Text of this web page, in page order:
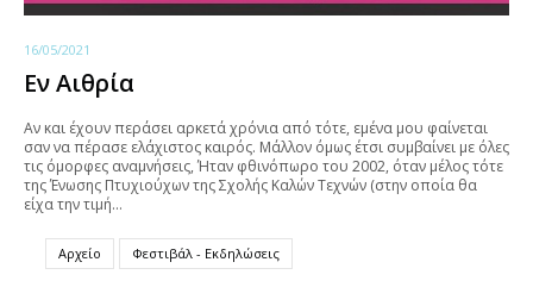
16/05/2021
Εν Αιθρία
Αν και έχουν περάσει αρκετά χρόνια από τότε, εμένα μου φαίνεται
σαν να πέρασε ελάχιστος καιρός. Μάλλον όμως έτσι συμβαίνει με όλες
τις όμορφες αναμνήσεις, Ήταν φθινόπωρο του 2002, όταν μέλος τότε
της Ένωσης Πτυχιούχων της Σχολής Καλών Τεχνών (στην οποία θα
είχα την τιμή…
Αρχείο Φεστιβάλ - Εκδηλώσεις